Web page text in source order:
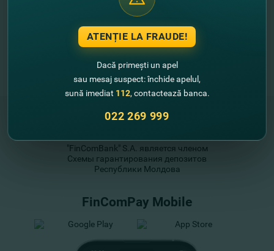
"FinComBank" S.A. является членом
Схемы гарантирования депозитов
Республики Молдова
FinComPay Mobile
ATENȚIE LA FRAUDE!
Dacă primești un apel
sau mesaj suspect: închide apelul,
sună imediat 112, contactează banca.
022 269 999